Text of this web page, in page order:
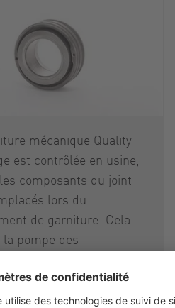
mécanique Quality
est contrôlée en usine,
composants du joint
lors du
de garniture. Cela
la pompe des
risques d'ordre fatal.
complète est facile à